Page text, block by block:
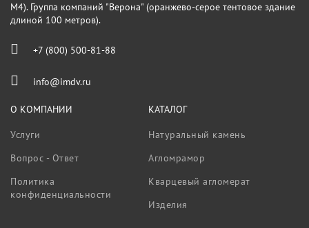
М4). Группа компаний "Верона" (оранжево-серое тентовое здание
длиной 100 метров).
+7 (800) 500-81-88
info@imdv.ru
О КОМПАНИИ
Услуги
Вопрос - Ответ
Политика
конфиденциальности
КАТАЛОГ
Натуральный камень
Агломрамор
Кварцевый агломерат
Изделия